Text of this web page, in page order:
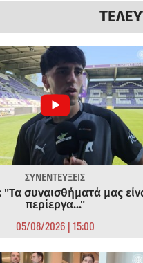
ΣΥΝΕΝΤΕΥΞΕΙΣ
συναισθήματά μας
περίεργα..."
05/08/2026 | 15:00